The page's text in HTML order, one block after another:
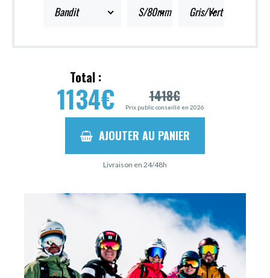
Bandit S/80mm Gris/Vert
Total :
1134€ 1418€
Prix public conseillé en 2026
AJOUTER AU PANIER
Livraison en 24/48h